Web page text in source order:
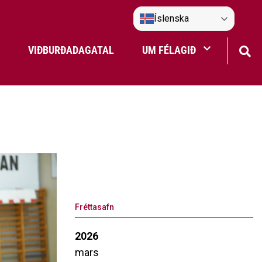
VIÐBURÐADAGATAL UM FÉLAGIÐ
Íslenska
Fréttasafn
2026
mars